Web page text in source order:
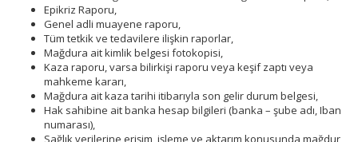
Epikriz Raporu,
Genel adli muayene raporu,
Tüm tetkik ve tedavilere ilişkin raporlar,
Mağdura ait kimlik belgesi fotokopisi,
Kaza raporu, varsa bilirkişi raporu veya keşif zaptı veya
mahkeme kararı,
Mağdura ait kaza tarihi itibarıyla son gelir durum belgesi,
Hak sahibine ait banka hesap bilgileri (banka – şube adı, Iban
numarası),
Sağlık verilerine erişim, işleme ve aktarım konusunda mağdur